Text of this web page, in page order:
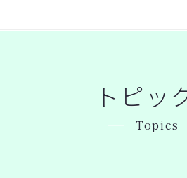
トピッ
Topics